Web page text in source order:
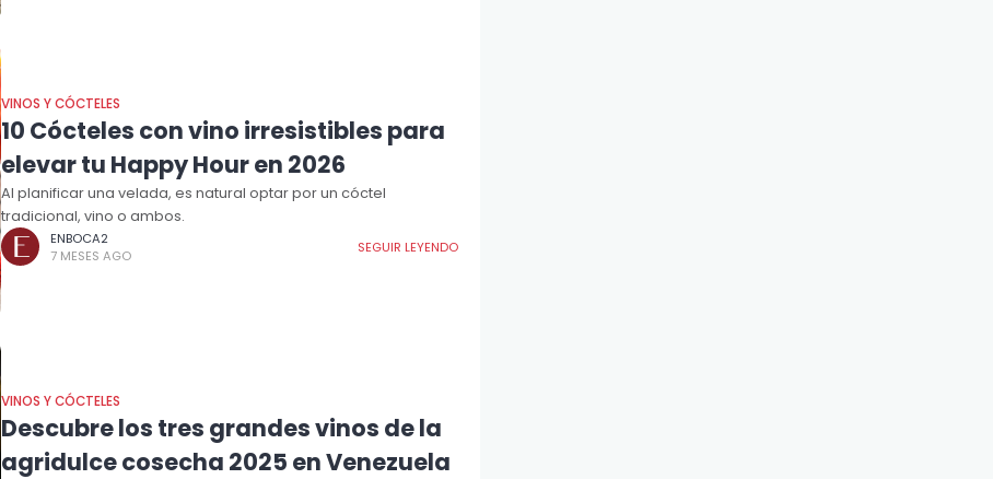
VINOS Y CÓCTELES
10 Cócteles con vino irresistibles para
elevar tu Happy Hour en 2026
Al planificar una velada, es natural optar por un cóctel
tradicional, vino o ambos.
ENBOCA2
7 MESES AGO
SEGUIR LEYENDO
VINOS Y CÓCTELES
Descubre los tres grandes vinos de la
agridulce cosecha 2025 en Venezuela